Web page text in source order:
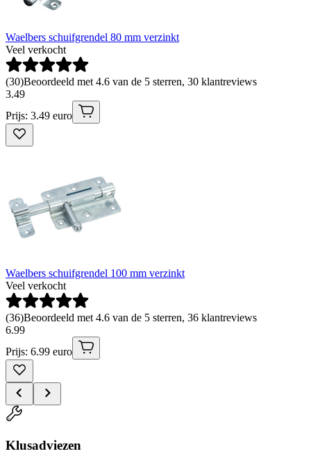
Waelbers schuifgrendel 80 mm verzinkt
Veel verkocht
(30)Beoordeeld met 4.6 van de 5 sterren, 30 klantreviews
3.49
Prijs: 3.49 euro
Waelbers schuifgrendel 100 mm verzinkt
Veel verkocht
(36)Beoordeeld met 4.6 van de 5 sterren, 36 klantreviews
6.99
Prijs: 6.99 euro
Klusadviezen